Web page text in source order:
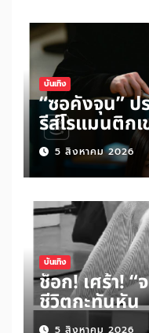
บันเทิง
“ซอคังจุน” ป
รีส์โรแมนติกเ
Other
5 สิงหาคม 2026
บันเทิง
ช็อก! เศร้า!
ชีวิตกะทันหัน
5 สิงหาคม 2026